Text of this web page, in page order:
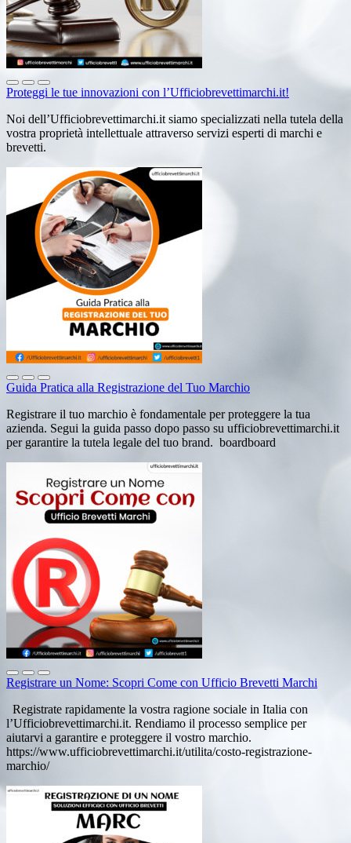
Proteggi le tue innovazioni con l’Ufficiobrevettimarchi.it!
Noi dell’Ufficiobrevettimarchi.it siamo specializzati nella tutela della
vostra proprietà intellettuale attraverso servizi esperti di marchi e
brevetti.
Guida Pratica alla Registrazione del Tuo Marchio
Registrare il tuo marchio è fondamentale per proteggere la tua
azienda. Segui la guida passo dopo passo su ufficiobrevettimarchi.it
per garantire la tutela legale del tuo brand. boardboard
Registrare un Nome: Scopri Come con Ufficio Brevetti Marchi
Registrate rapidamente la vostra ragione sociale in Italia con
l’Ufficiobrevettimarchi.it. Rendiamo il processo semplice per
aiutarvi a garantire e proteggere il vostro marchio.
https://www.ufficiobrevettimarchi.it/utilita/costo-registrazione-
marchio/